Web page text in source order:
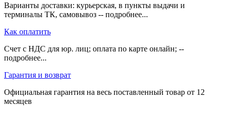
Варианты доставки: курьерская, в пункты выдачи и
терминалы ТК, самовывоз -- подробнее...
Как оплатить
Счет с НДС для юр. лиц; оплата по карте онлайн; --
подробнее...
Гарантия и возврат
Официальная гарантия на весь поставленный товар от 12
месяцев